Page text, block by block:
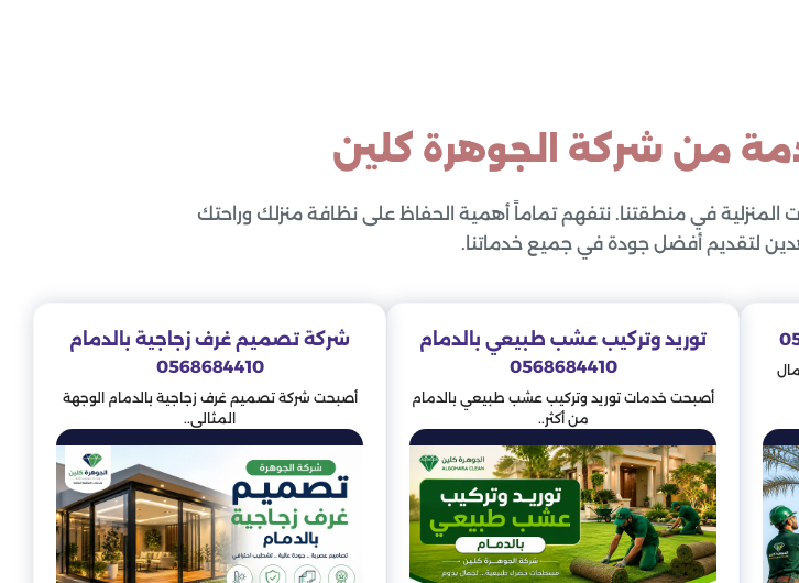
من شركة الجوهرة كلين
في منطقتنا. نتفهم تماماً أهمية الحفاظ على نظافة منزلك وراحتك
لتقديم أفضل جودة في جميع خدماتنا.
توريد وتركيب عشب طبيعي بالدمام
0568684410
أصبحت خدمات توريد وتركيب عشب طبيعي بالدمام
من أكثر..
شركة تصميم غرف زجاجية بالدمام
0568684410
أصبحت شركة تصميم غرف زجاجية بالدمام الوجهة
المثالي..